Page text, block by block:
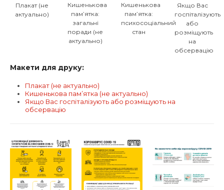
Плакат (не
актуально)
Кишенькова
пам’ятка:
загальні
поради (не
актуально)
Кишенькова
пам’ятка:
психосоціальний
стан
Якщо Вас
госпіталізують
або
розміщують
на
обсервацію
Макети для друку:
Плакат (не актуально)
Кишенькова пам’ятка (не актуально)
Якщо Вас госпіталізують або розміщують на
обсервацію